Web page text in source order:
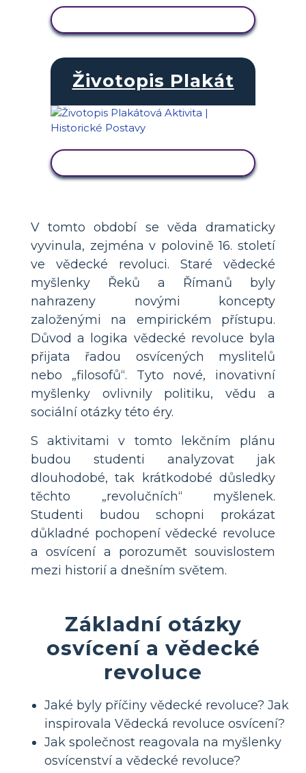
Životopis Plakát
V tomto období se věda dramaticky
vyvinula, zejména v polovině 16. století
ve vědecké revoluci. Staré vědecké
myšlenky Řeků a Římanů byly
nahrazeny novými koncepty
založenými na empirickém přístupu.
Důvod a logika vědecké revoluce byla
přijata řadou osvícených myslitelů
nebo „filosofů“. Tyto nové, inovativní
myšlenky ovlivnily politiku, vědu a
sociální otázky této éry.
S aktivitami v tomto lekčním plánu
budou studenti analyzovat jak
dlouhodobé, tak krátkodobé důsledky
těchto „revolučních“ myšlenek.
Studenti budou schopni prokázat
důkladné pochopení vědecké revoluce
a osvícení a porozumět souvislostem
mezi historií a dnešním světem.
Základní otázky
osvícení a vědecké
revoluce
Jaké byly příčiny vědecké revoluce? Jak
inspirovala Vědecká revoluce osvícení?
Jak společnost reagovala na myšlenky
osvícenství a vědecké revoluce?